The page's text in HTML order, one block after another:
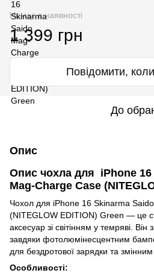
Немає в наявності
1 399 грн
Повідомити,
До
Опис
Опис чохла для iPhone 16
Mag-Charge Case
Чохол для iPhone 16 Skinarma
(NITEGLOW EDITION) Green — це
аксесуар зі світінням у темряві.
завдяки фотолюмінесцентним
для бездротової зарядки та
Особливості: